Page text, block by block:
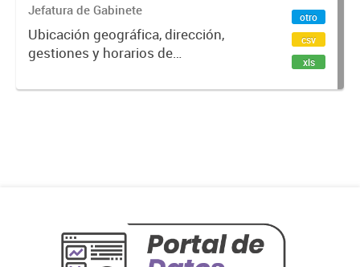
Jefatura de Gabinete
Ubicación geográfica, dirección,
gestiones y horarios de
CGPC.
otro
csv
xls